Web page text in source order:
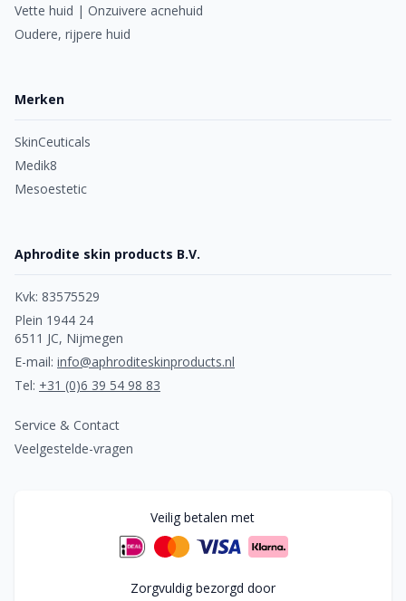
Vette huid | Onzuivere acnehuid
Oudere, rijpere huid
Merken
SkinCeuticals
Medik8
Mesoestetic
Aphrodite skin products B.V.
Kvk: 83575529
Plein 1944 24
6511 JC, Nijmegen
E-mail: info@aphroditeskinproducts.nl
Tel: +31 (0)6 39 54 98 83
Service & Contact
Veelgestelde-vragen
Veilig betalen met
Zorgvuldig bezorgd door